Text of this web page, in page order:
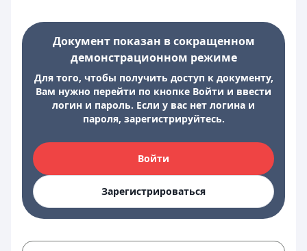
Документ показан в сокращенном
демонстрационном режиме
Для того, чтобы получить доступ к документу,
Вам нужно перейти по кнопке Войти и ввести
логин и пароль. Если у вас нет логина и
пароля, зарегистрируйтесь.
Войти
Зарегистрироваться